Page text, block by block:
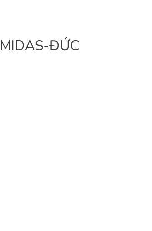
MIDAS-ĐỨC